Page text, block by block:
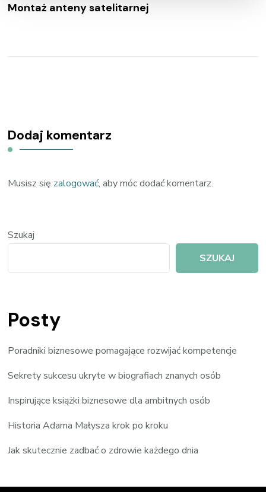
Montaż anteny satelitarnej
Dodaj komentarz
Musisz się zalogować, aby móc dodać komentarz.
Szukaj
SZUKAJ
Posty
Poradniki biznesowe pomagające rozwijać kompetencje
Sekrety sukcesu ukryte w biografiach znanych osób
Inspirujące książki biznesowe dla ambitnych osób
Historia Adama Małysza krok po kroku
Jak skutecznie zadbać o zdrowie każdego dnia